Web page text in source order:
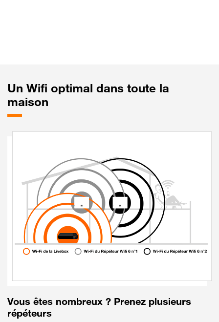
Un Wifi optimal dans toute la
maison
Vous êtes nombreux ? Prenez plusieurs
répéteurs